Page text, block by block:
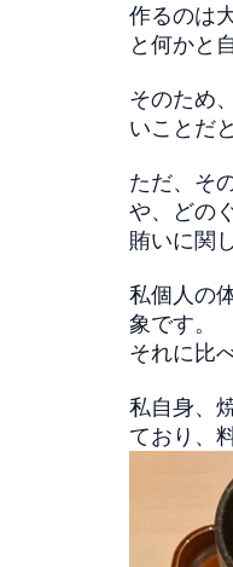
作るのは
と何かと
そのため
いことだ
ただ、そ
や、どの
賄いに関
私個人の
象です。
それに比
私自身、
ており、